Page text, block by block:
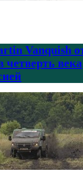
Vanquish
четверть века